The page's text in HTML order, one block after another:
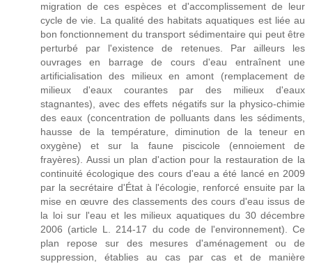
migration de ces espèces et d'accomplissement de leur
cycle de vie. La qualité des habitats aquatiques est liée au
bon fonctionnement du transport sédimentaire qui peut être
perturbé par l'existence de retenues. Par ailleurs les
ouvrages en barrage de cours d'eau entraînent une
artificialisation des milieux en amont (remplacement de
milieux d'eaux courantes par des milieux d'eaux
stagnantes), avec des effets négatifs sur la physico-chimie
des eaux (concentration de polluants dans les sédiments,
hausse de la température, diminution de la teneur en
oxygène) et sur la faune piscicole (ennoiement de
frayères). Aussi un plan d'action pour la restauration de la
continuité écologique des cours d'eau a été lancé en 2009
par la secrétaire d'État à l'écologie, renforcé ensuite par la
mise en œuvre des classements des cours d'eau issus de
la loi sur l'eau et les milieux aquatiques du 30 décembre
2006 (article L. 214-17 du code de l'environnement). Ce
plan repose sur des mesures d'aménagement ou de
suppression, établies au cas par cas et de manière